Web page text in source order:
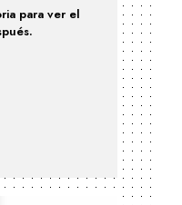
para ver el